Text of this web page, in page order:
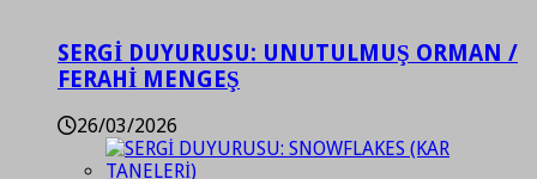
SERGİ DUYURUSU: UNUTULMUŞ ORMAN /
FERAHİ MENGEŞ
26/03/2026